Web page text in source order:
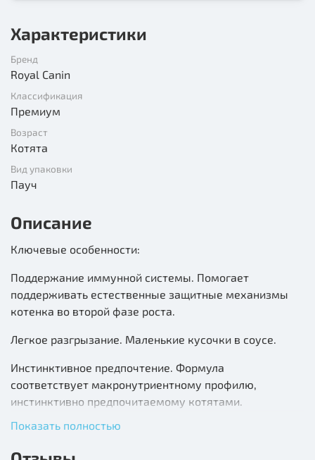
Характеристики
Бренд
Royal Canin
Классификация
Премиум
Возраст
Котята
Вид упаковки
Пауч
Описание
Ключевые особенности:
Поддержание иммунной системы. Помогает
поддерживать естественные защитные механизмы
котенка во второй фазе роста.
Легкое разгрызание. Маленькие кусочки в соусе.
Инстинктивное предпочтение. Формула
соответствует макронутриентному профилю,
инстинктивно предпочитаемому котятами.
Состав: Мясо и производные животного
Показать полностью